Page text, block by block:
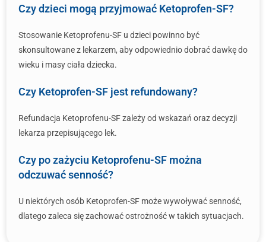
Czy dzieci mogą przyjmować Ketoprofen-SF?
Stosowanie Ketoprofenu-SF u dzieci powinno być
skonsultowane z lekarzem, aby odpowiednio dobrać dawkę do
wieku i masy ciała dziecka.
Czy Ketoprofen-SF jest refundowany?
Refundacja Ketoprofenu-SF zależy od wskazań oraz decyzji
lekarza przepisującego lek.
Czy po zażyciu Ketoprofenu-SF można
odczuwać senność?
U niektórych osób Ketoprofen-SF może wywoływać senność,
dlatego zaleca się zachować ostrożność w takich sytuacjach.